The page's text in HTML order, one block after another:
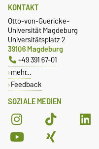
SOZIALE MEDIEN
KONTAKT
Otto-von-Guericke-
Universität Magdeburg
Universitätsplatz 2
39106 Magdeburg
+49 391 67-01
mehr…
Feedback